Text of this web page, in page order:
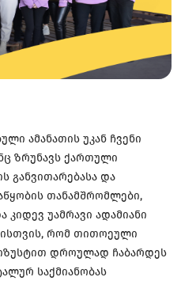
ამანათის უკან ჩვენი
ზრუნავს ქართული
განვითარებასა და
თანამშრომლები,
უამრავი ადამიანი
რომ თითოეული
დროულად ჩაბარდეს
საქმიანობას